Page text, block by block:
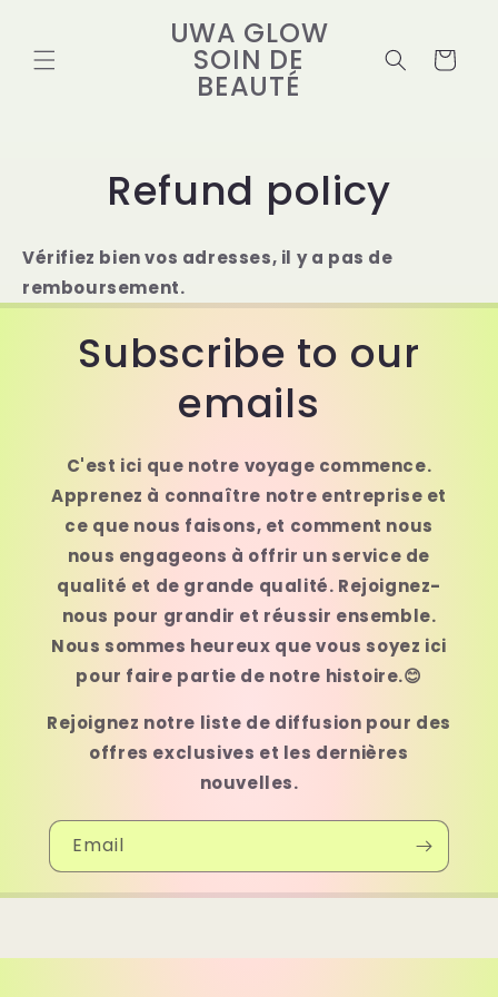
UWA GLOW
SOIN DE
BEAUTÉ
Cart
Refund policy
Vérifiez bien vos adresses, il y a pas de
remboursement.
Subscribe to our
emails
C'est ici que notre voyage commence.
Apprenez à connaître notre entreprise et
ce que nous faisons, et comment nous
nous engageons à offrir un service de
qualité et de grande qualité. Rejoignez-
nous pour grandir et réussir ensemble.
Nous sommes heureux que vous soyez ici
pour faire partie de notre histoire.😊
Rejoignez notre liste de diffusion pour des
offres exclusives et les dernières
nouvelles.
Email